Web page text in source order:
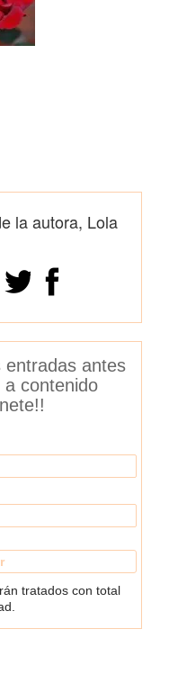
la autora, Lola
entradas antes
contenido
tratados con total